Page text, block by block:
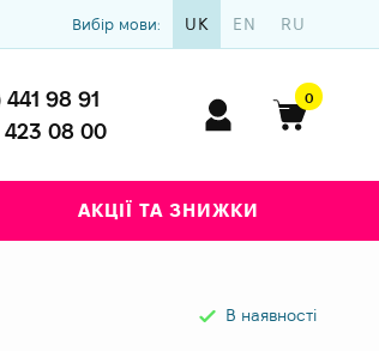
Вибір мови: UK EN RU
98 91
423 08 00
0
АКЦІЇ ТА ЗНИЖКИ
В наявності